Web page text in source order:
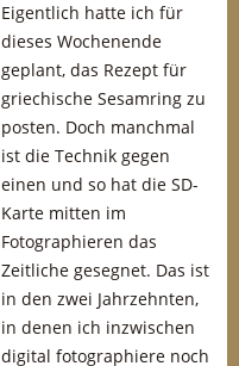
Eigentlich hatte ich für
dieses Wochenende
geplant, das Rezept für
griechische Sesamring zu
posten. Doch manchmal
ist die Technik gegen
einen und so hat die SD-
Karte mitten im
Fotographieren das
Zeitliche gesegnet. Das ist
in den zwei Jahrzehnten,
in denen ich inzwischen
digital fotographiere noch